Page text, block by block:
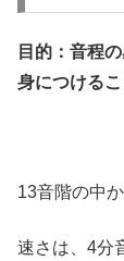
目的：音程
身につけるこ
13音階の中
速さは、4分